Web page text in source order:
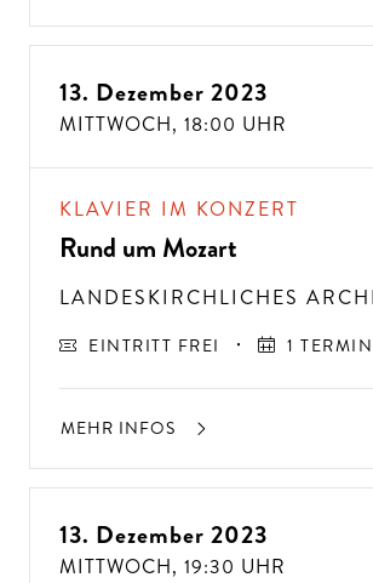
13. Dezember 2023
MITTWOCH, 18:00 UHR
KLAVIER IM KONZERT
Rund um Mozart
LANDESKIRCHLICHES
EINTRITT FREI 1 TERMIN
MEHR INFOS
13. Dezember 2023
MITTWOCH, 19:30 UHR